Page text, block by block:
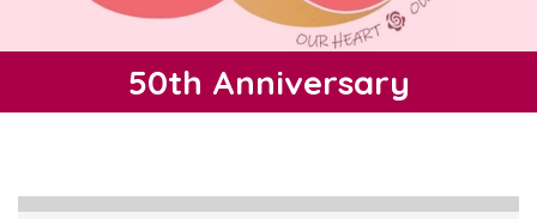
50th Anniversary